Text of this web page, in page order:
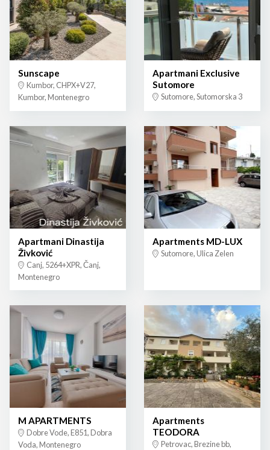
Sunscape
Kumbor, CHPX+V27,
Kumbor, Montenegro
Apartmani Exclusive
Sutomore
Sutomore, Sutomorska 3
Apartmani Dinastija
Živković
Canj, 5264+XPR, Čanj,
Montenegro
Apartments MD-LUX
Sutomore, Ulica Zelen
M APARTMENTS
Dobre Vode, E851, Dobra
Voda, Montenegro
Apartments
TEODORA
Petrovac, Brezine bb,